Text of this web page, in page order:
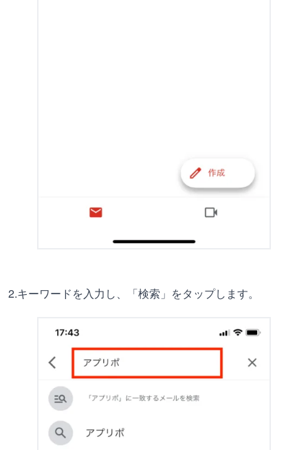
2.キーワードを入力し、「検索」をタップします。